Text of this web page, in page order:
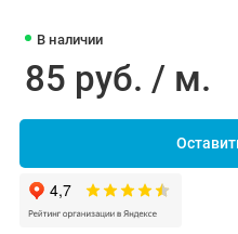
В наличии
85 руб. / м.